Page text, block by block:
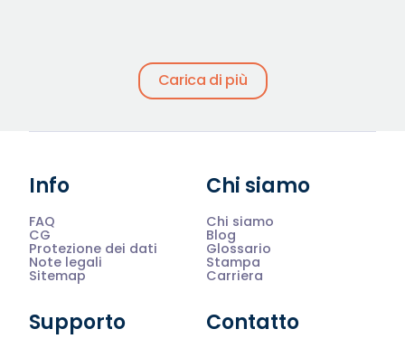
Carica di più
Info
FAQ
CG
Protezione dei dati
Note legali
Sitemap
Chi siamo
Chi siamo
Blog
Glossario
Stampa
Carriera
Supporto Contatto